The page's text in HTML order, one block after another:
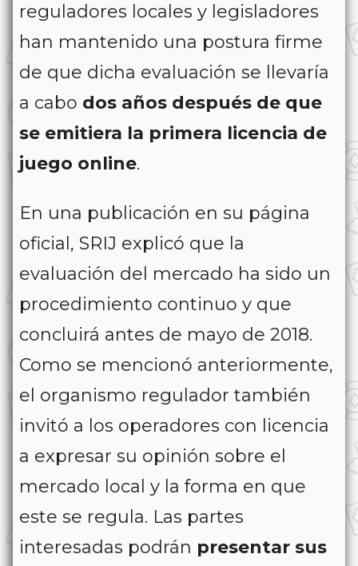
reguladores locales y legisladores
han mantenido una postura firme
de que dicha evaluación se llevaría
a cabo dos años después de que
se emitiera la primera licencia de
juego online.
En una publicación en su página
oficial, SRIJ explicó que la
evaluación del mercado ha sido un
procedimiento continuo y que
concluirá antes de mayo de 2018.
Como se mencionó anteriormente,
el organismo regulador también
invitó a los operadores con licencia
a expresar su opinión sobre el
mercado local y la forma en que
este se regula. Las partes
interesadas podrán presentar sus